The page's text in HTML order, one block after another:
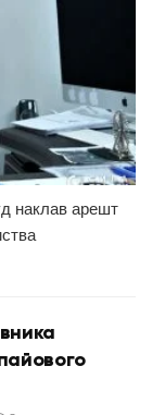
наклав арешт